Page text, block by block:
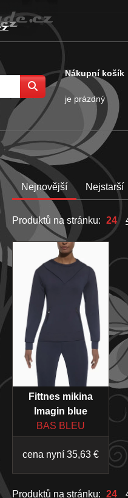
Nákupní košík
je prázdný
Nejnovější Nejstarší
Produktů na stránku: 24
Fittnes mikina
Imagin blue
BAS BLEU
cena nyní 35,63 €
Produktů na stránku: 24